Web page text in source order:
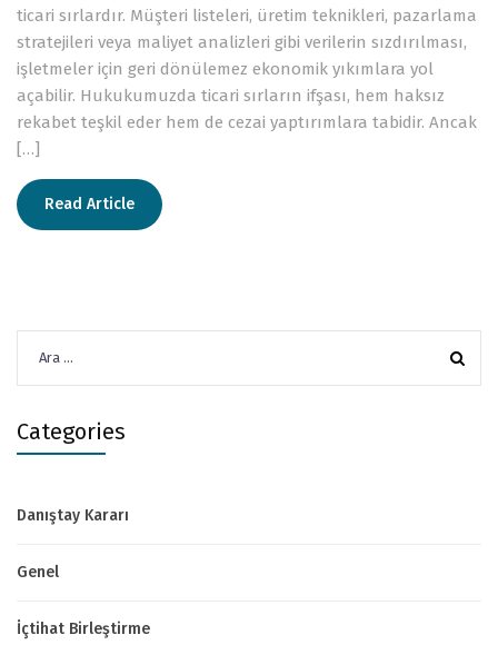
ticari sırlardır. Müşteri listeleri, üretim teknikleri, pazarlama
stratejileri veya maliyet analizleri gibi verilerin sızdırılması,
işletmeler için geri dönülemez ekonomik yıkımlara yol
açabilir. Hukukumuzda ticari sırların ifşası, hem haksız
rekabet teşkil eder hem de cezai yaptırımlara tabidir. Ancak
[…]
Read Article
Categories
Danıştay Kararı
Genel
İçtihat Birleştirme